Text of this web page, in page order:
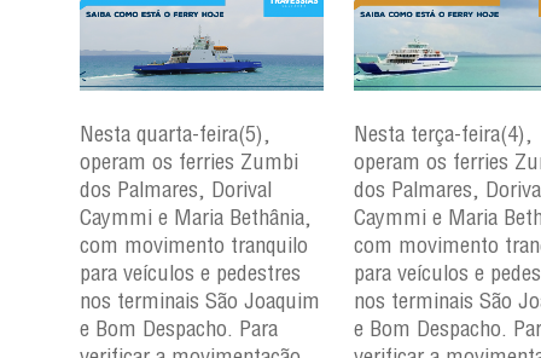
Nesta quarta-feira(5),
operam os ferries Zumbi
dos Palmares, Dorival
Caymmi e Maria Bethânia,
com movimento tranquilo
para veículos e pedestres
nos terminais São Joaquim
e Bom Despacho. Para
Nesta terça-feira(4),
operam os ferries
dos Palmares,
Caymmi e Maria
com movimento
para veículos e
nos terminais São
e Bom Despacho.